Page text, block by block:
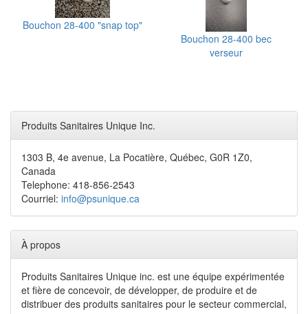
Bouchon 28-400 "snap top"
Bouchon 28-400 bec
verseur
Produits Sanitaires Unique Inc.
1303 B, 4e avenue, La Pocatière, Québec, G0R 1Z0,
Canada
Telephone: 418-856-2543
Courriel: info@psunique.ca
À propos
Produits Sanitaires Unique inc. est une équipe expérimentée
et fière de concevoir, de développer, de produire et de
distribuer des produits sanitaires pour le secteur commercial,